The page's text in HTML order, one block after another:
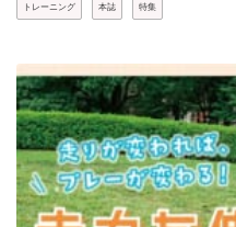
トレーニング 本誌 特集